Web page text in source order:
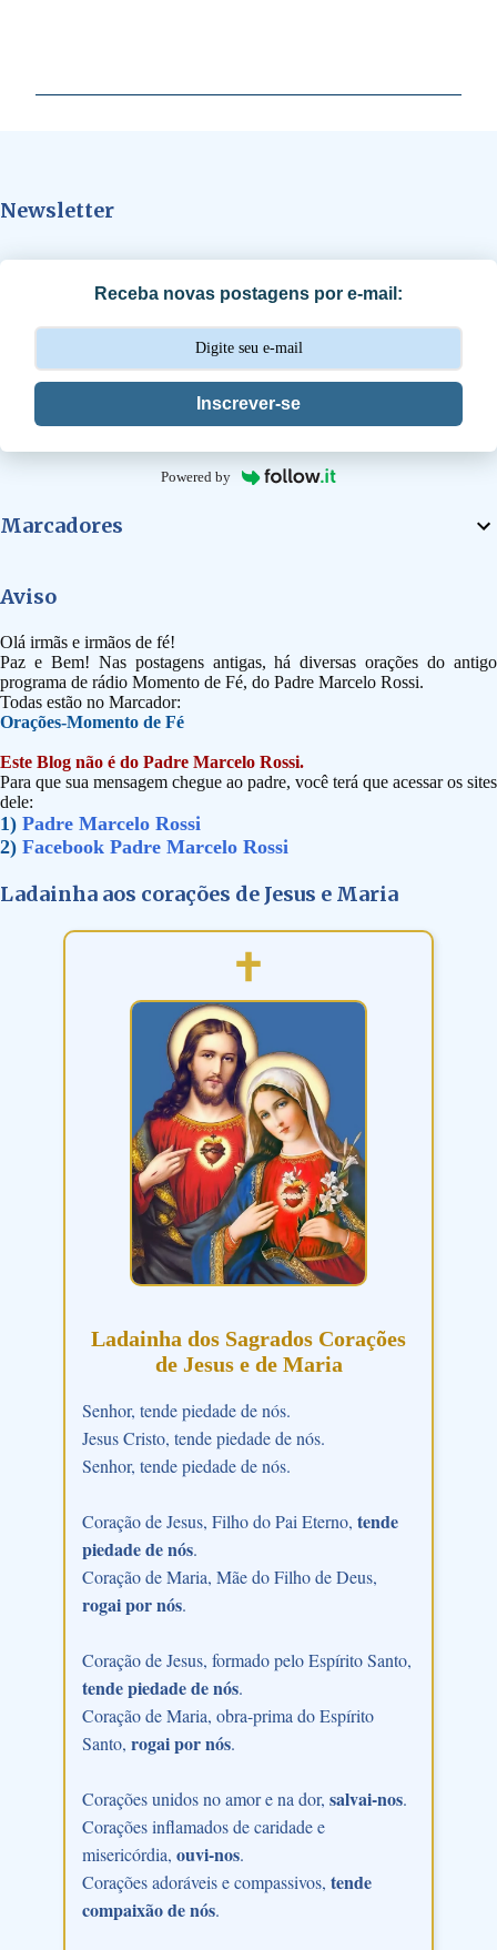
á
s
Newsletter
Receba novas postagens por e-mail:
Inscrever-se
Powered by
Marcadores
Aviso
Olá irmãs e irmãos de fé!
Paz e Bem! Nas postagens antigas, há diversas orações do antigo
programa de rádio Momento de Fé, do Padre Marcelo Rossi.
Todas estão no Marcador:
Orações-Momento de Fé
Este Blog não é do Padre Marcelo Rossi.
Para que sua mensagem chegue ao padre, você terá que acessar os sites
dele:
1) Padre Marcelo Rossi
2) Facebook Padre Marcelo Rossi
Ladainha aos corações de Jesus e Maria
Ladainha dos Sagrados Corações
de Jesus e de Maria
Senhor, tende piedade de nós.
Jesus Cristo, tende piedade de nós.
Senhor, tende piedade de nós.
Coração de Jesus, Filho do Pai Eterno, tende
piedade de nós.
Coração de Maria, Mãe do Filho de Deus,
rogai por nós.
Coração de Jesus, formado pelo Espírito Santo,
tende piedade de nós.
Coração de Maria, obra-prima do Espírito
Santo, rogai por nós.
Corações unidos no amor e na dor, salvai-nos.
Corações inflamados de caridade e
misericórdia, ouvi-nos.
Corações adoráveis e compassivos, tende
compaixão de nós.